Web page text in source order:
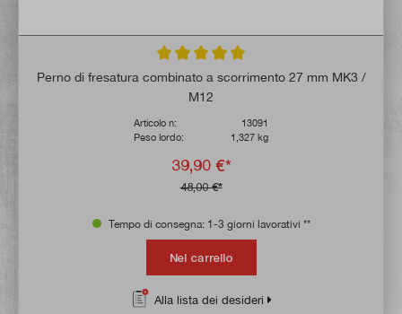
Valutazione media di 5 su 5 stelle
Perno di fresatura combinato a scorrimento 27 mm MK3 /
M12
Articolo n:
13091
Peso lordo:
1,327 kg
39,90 €*
48,00 €*
Tempo di consegna: 1-3 giorni lavorativi **
Nel carrello
Alla lista dei desideri